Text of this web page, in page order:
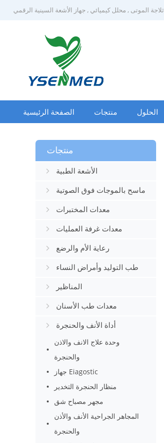
ثلاجة الموتى , محلل كيميائي , جهاز الأشعة السينية الرقمي
الصفحة الرئيسية منتجات الحلول
منتجات
الأشعة الطبية
ماسح بالموجات فوق الصوتية
معدات المختبرات
معدات غرفة العمليات
رعاية الأم والرضع
طب التوليد وأمراض النساء
المناظير
معدات طب الأسنان
أداة الأنف والحنجرة
وحدة علاج الانف والاذن
والحنجرة
جهاز Eiagostic
منظار الحنجرة التخدير
مجهر مصباح شق
المجاهر الجراحية الأنف والأذن
والحنجرة